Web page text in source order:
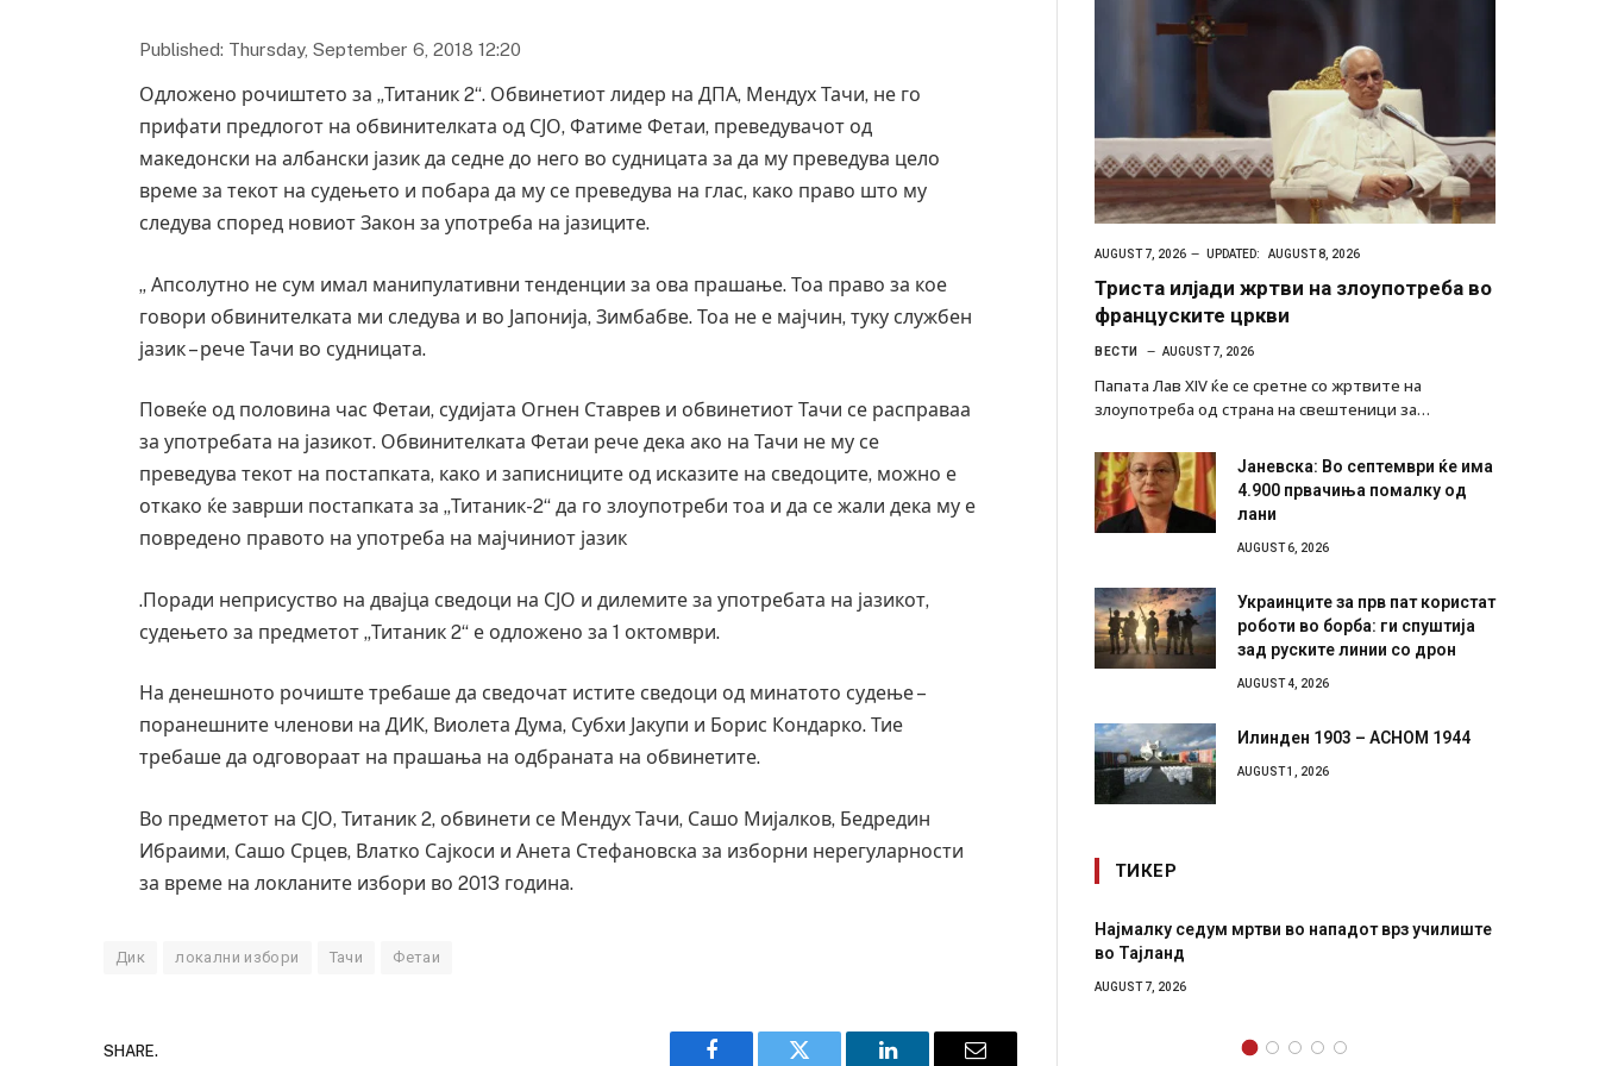
Published: Thursday, September 6, 2018 12:20
Одложено рочиштето за „Титаник 2“. Обвинетиот лидер на ДПА, Мендух Тачи, не го
прифати предлогот на обвинителката од СЈО, Фатиме Фетаи, преведувачот од
македонски на албански јазик да седне до него во судницата за да му преведува цело
време за текот на судењето и побара да му се преведува на глас, како право што му
следува според новиот Закон за употреба на јазиците.
„ Апсолутно не сум имал манипулативни тенденции за ова прашање. Тоа право за кое
говори обвинителката ми следува и во Јапонија, Зимбабве. Тоа не е мајчин, туку службен
јазик – рече Тачи во судницата.
Повеќе од половина час Фетаи, судијата Огнен Ставрев и обвинетиот Тачи се расправаа
за употребата на јазикот. Обвинителката Фетаи рече дека ако на Тачи не му се
преведува текот на постапката, како и записниците од исказите на сведоците, можно е
откако ќе заврши постапката за „Титаник-2“ да го злоупотреби тоа и да се жали дека му е
повредено правото на употреба на мајчиниот јазик
.Поради неприсуство на двајца сведоци на СЈО и дилемите за употребата на јазикот,
судењето за предметот „Титаник 2“ е одложено за 1 октомври.
На денешното рочиште требаше да сведочат истите сведоци од минатото судење –
поранешните членови на ДИК, Виолета Дума, Субхи Јакупи и Борис Кондарко. Тие
требаше да одговораат на прашања на одбраната на обвинетите.
Во предметот на СЈО, Титаник 2, обвинети се Мендух Тачи, Сашо Мијалков, Бедредин
Ибраими, Сашо Срцев, Влатко Сајкоси и Анета Стефановска за изборни нерегуларности
за време на локланите избори во 2013 година.
Дик локални избори Тачи Фетаи
SHARE.
AUGUST 7, 2026 UPDATED: AUGUST 8, 2026
Триста илјади жртви на злоупотреба во
француските цркви
ВЕСТИ AUGUST 7, 2026
Папата Лав XIV ќе се сретне со жртвите на
злоупотреба од страна на свештеници за…
Јаневска: Во септември ќе има
4.900 првачиња помалку од
лани
AUGUST 6, 2026
Украинците за прв пат користат
роботи во борба: ги спуштија
зад руските линии со дрон
AUGUST 4, 2026
Илинден 1903 – АСНОМ 1944
AUGUST 1, 2026
ТИКЕР
во главниот град на Русуија – експлозивот бил
Најмалку седум мртви во нападот врз училиште
СОЗИС: Украинците повеќе им